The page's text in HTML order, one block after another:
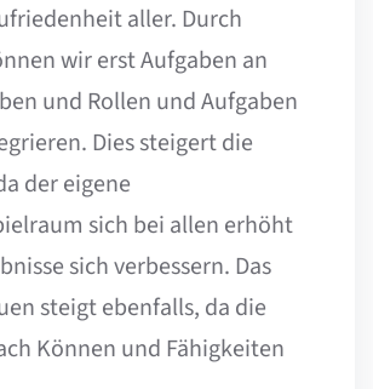
aller. Durch
wir erst Aufgaben an
und Rollen und Aufgaben
Dies steigert die
der eigene
sich bei allen erhöht
sich verbessern. Das
steigt ebenfalls, da die
Können und Fähigkeiten